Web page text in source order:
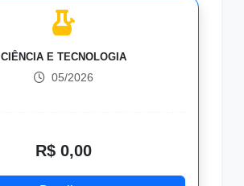
CIÊNCIA E TECNOLOGIA
05/2026
R$ 0,00